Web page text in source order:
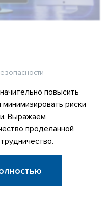
повысить
риски
Выражаем
проделанной